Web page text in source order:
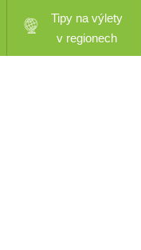
Tipy na výlety
v regionech